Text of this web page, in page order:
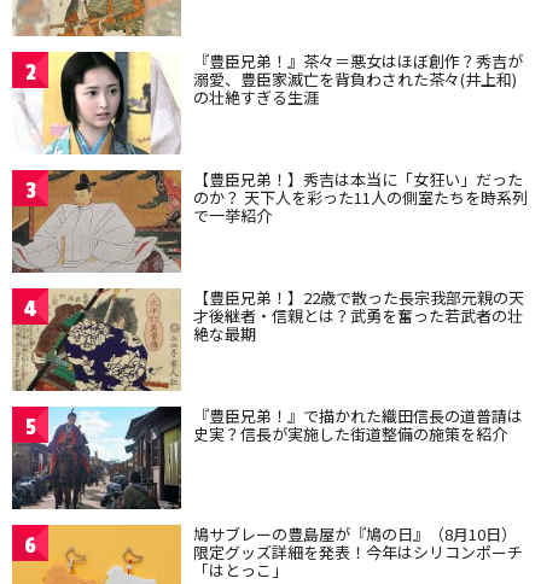
2 『豊臣兄弟！』茶々＝悪女はほぼ創作？秀吉が
溺愛、豊臣家滅亡を背負わされた茶々(井上和)
の壮絶すぎる生涯
3 【豊臣兄弟！】秀吉は本当に「女狂い」だった
のか？ 天下人を彩った11人の側室たちを時系列
で一挙紹介
4 【豊臣兄弟！】22歳で散った長宗我部元親の天
才後継者・信親とは？武勇を奮った若武者の壮
絶な最期
5 『豊臣兄弟！』で描かれた織田信長の道普請は
史実？信長が実施した街道整備の施策を紹介
6 鳩サブレーの豊島屋が『鳩の日』（8月10日）
限定グッズ詳細を発表！今年はシリコンポーチ
「はとっこ」